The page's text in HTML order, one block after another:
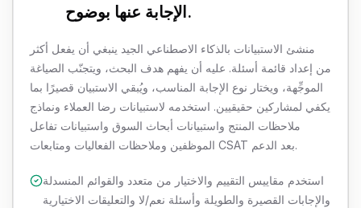
الإجابة عنها بوضوح.
منشئ الاستبيانات بالذكاء الاصطناعي الجيد ينبغي أن يفعل أكثر
من إعداد قائمة أسئلة. عليه أن يفهم هدف البحث، ويتجنّب الصياغة
الموجِّهة، ويختار نوع الإجابة المناسب، ويُبقي الاستبيان قصيرًا بما
يكفي لمشاركين حقيقيين. استخدمه لاستبيانات رضا العملاء ونماذج
ملاحظات المنتج واستبيانات أبحاث السوق واستبيانات تفاعل
الموظفين وملاحظات الفعاليات ومتابعات CSAT بعد الدعم.
استخدم مقاييس التقييم والاختيار من متعدد والقوائم المنسدلة
والإجابات القصيرة والطويلة وأسئلة نعم/لا والتعليقات الاختيارية